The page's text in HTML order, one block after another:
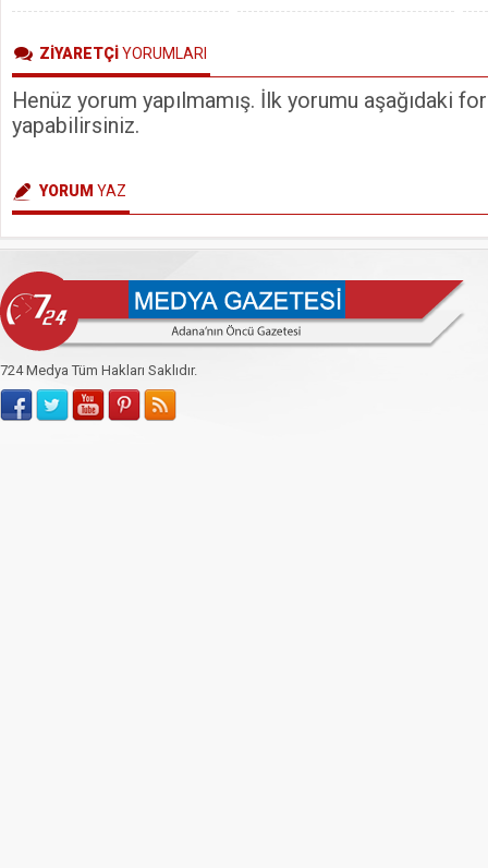
hedefliyor
ZİYARETÇİYORUMLARI
Henüz yorum yapılmamış. İlk yorumu aşağıdaki
yapabilirsiniz.
YORUM YAZ
724 Medya Tüm Hakları Saklıdır.